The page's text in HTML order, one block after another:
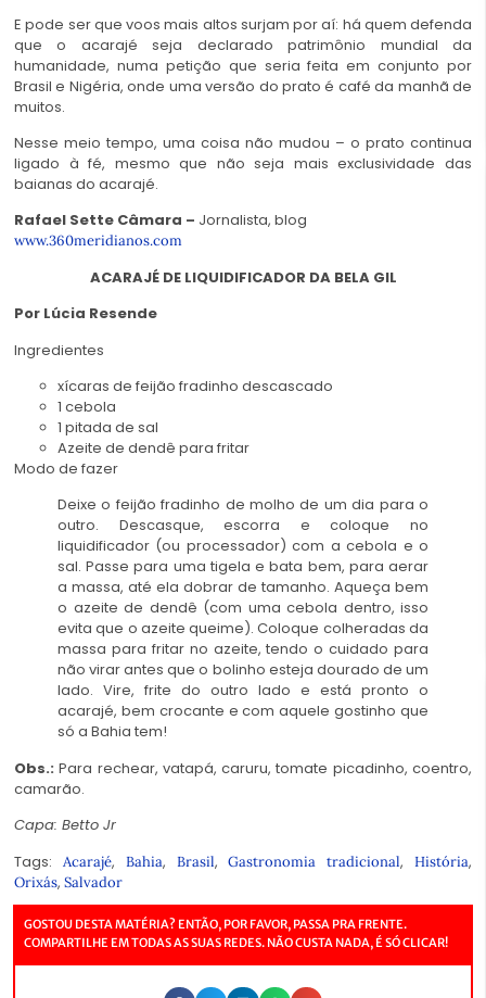
E pode ser que voos mais altos surjam por aí: há quem defenda
que o acarajé seja declarado patrimônio mundial da
humanidade, numa petição que seria feita em conjunto por
Brasil e Nigéria, onde uma versão do prato é café da manhã de
muitos.
Nesse meio tempo, uma coisa não mudou – o prato continua
ligado à fé, mesmo que não seja mais exclusividade das
baianas do acarajé.
Rafael Sette Câmara – Jornalista, blog
www.360meridianos.com
ACARAJÉ DE LIQUIDIFICADOR DA BELA GIL
Por Lúcia Resende
Ingredientes
xícaras de feijão fradinho descascado
1 cebola
1 pitada de sal
Azeite de dendê para fritar
Modo de fazer
Deixe o feijão fradinho de molho de um dia para o
outro. Descasque, escorra e coloque no
liquidificador (ou processador) com a cebola e o
sal. Passe para uma tigela e bata bem, para aerar
a massa, até ela dobrar de tamanho. Aqueça bem
o azeite de dendê (com uma cebola dentro, isso
evita que o azeite queime). Coloque colheradas da
massa para fritar no azeite, tendo o cuidado para
não virar antes que o bolinho esteja dourado de um
lado. Vire, frite do outro lado e está pronto o
acarajé, bem crocante e com aquele gostinho que
só a Bahia tem!
Obs.:Para rechear, vatapá, caruru, tomate picadinho, coentro,
camarão.
Capa: Betto Jr
Tags: Acarajé, Bahia, Brasil,Gastronomia tradicional,História,
Orixás, Salvador
GOSTOU DESTA MATÉRIA? ENTÃO, POR FAVOR, PASSA PRA FRENTE.
COMPARTILHE EM TODAS AS SUAS REDES. NÃO CUSTA NADA, É SÓ CLICAR!